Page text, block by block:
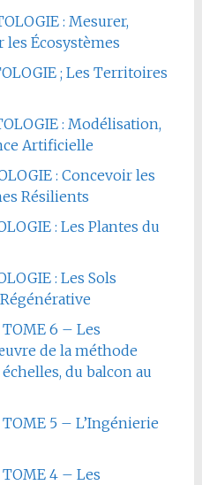
: Mesurer,
Écosystèmes
; Les Territoires
: Modélisation,
Artificielle
: Concevoir les
Résilients
: Les Plantes du
: Les Sols
TOME 6 – Les
de la méthode
du balcon au
TOME 5 – L’Ingénierie
TOME 4 – Les